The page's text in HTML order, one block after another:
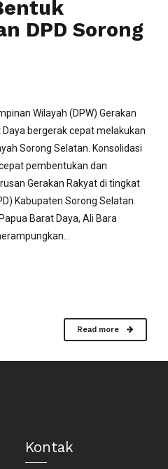
DPD Sorong
Wilayah (DPW) Gerakan
bergerak cepat melakukan
Sorong Selatan. Konsolidasi
pembentukan dan
Gerakan Rakyat di tingkat
Kabupaten Sorong Selatan.
Barat Daya, Ali Bara
Read more
Kontak